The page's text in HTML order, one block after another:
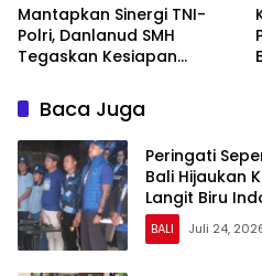
Mantapkan Sinergi TNI-
Polri, Danlanud SMH
Tegaskan Kesiapan
SumselBaca Juga
Peringati
Bali Hijaukan
Langit Biru
BALI Juli 24,